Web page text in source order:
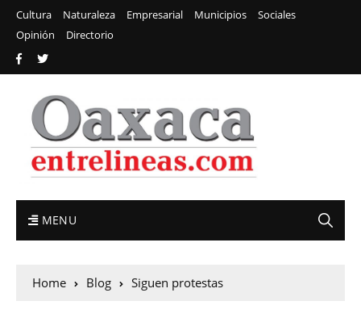
Cultura Naturaleza Empresarial Municipios
Sociales
Opinión
Directorio
MENU
Home Blog Siguen protestas